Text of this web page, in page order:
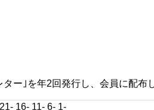
ー｣を年2回発行し、会員に配布
21- 16- 11- 6- 1-